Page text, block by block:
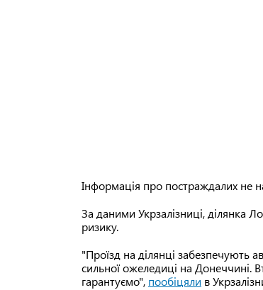
Інформація про постраждалих не
За даними Укрзалізниці, ділянка
ризику.
"Проїзд на ділянці забезпечують
сильної ожеледиці на Донеччині.
гарантуємо", пообіцяли в